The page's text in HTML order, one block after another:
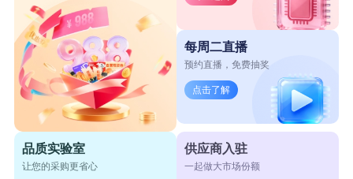
每周二直播
预约直播，免费抽奖
点击了解
品质实验室
让您的采购更省心
供应商入驻
一起做大市场份额